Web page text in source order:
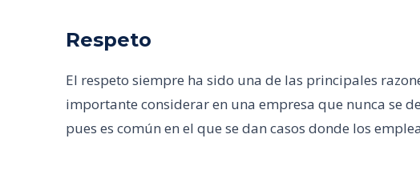
Respeto
El respeto siempre ha sido una de las principales
importante considerar en una empresa que nunca se
pues es común en el que se dan casos donde los